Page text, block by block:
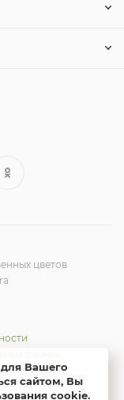
цветов
и cookie
Вашего
сайтом, Вы
cookie.